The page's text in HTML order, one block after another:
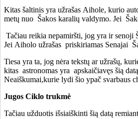
Kitas šaltinis yra užrašas Aihole, kurio
metų nuo Šakos karalių valdymo. Jei
Tačiau reikia nepamiršti, jog yra ir senoji
Jei Aiholo užrašas priskiriamas Senajai
Tiesa yra ta, jog nėra tekstų ar užrašų,
kitas astronomas yra apskaičiavęs šią
Neaiškumai,kurie lydi šio ypač svarbaus
Jugos Ciklo trukmė
Tačiau užduotis išsiaiškinti šią datą